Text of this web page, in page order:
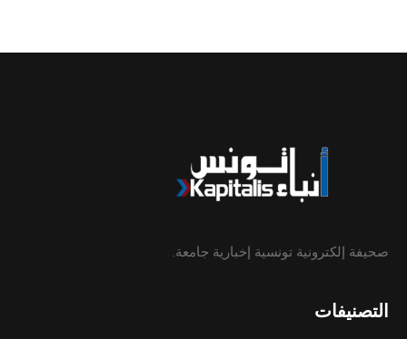
صحيفة إلكترونية تونسية إخبارية جامعة.
التصنيفات